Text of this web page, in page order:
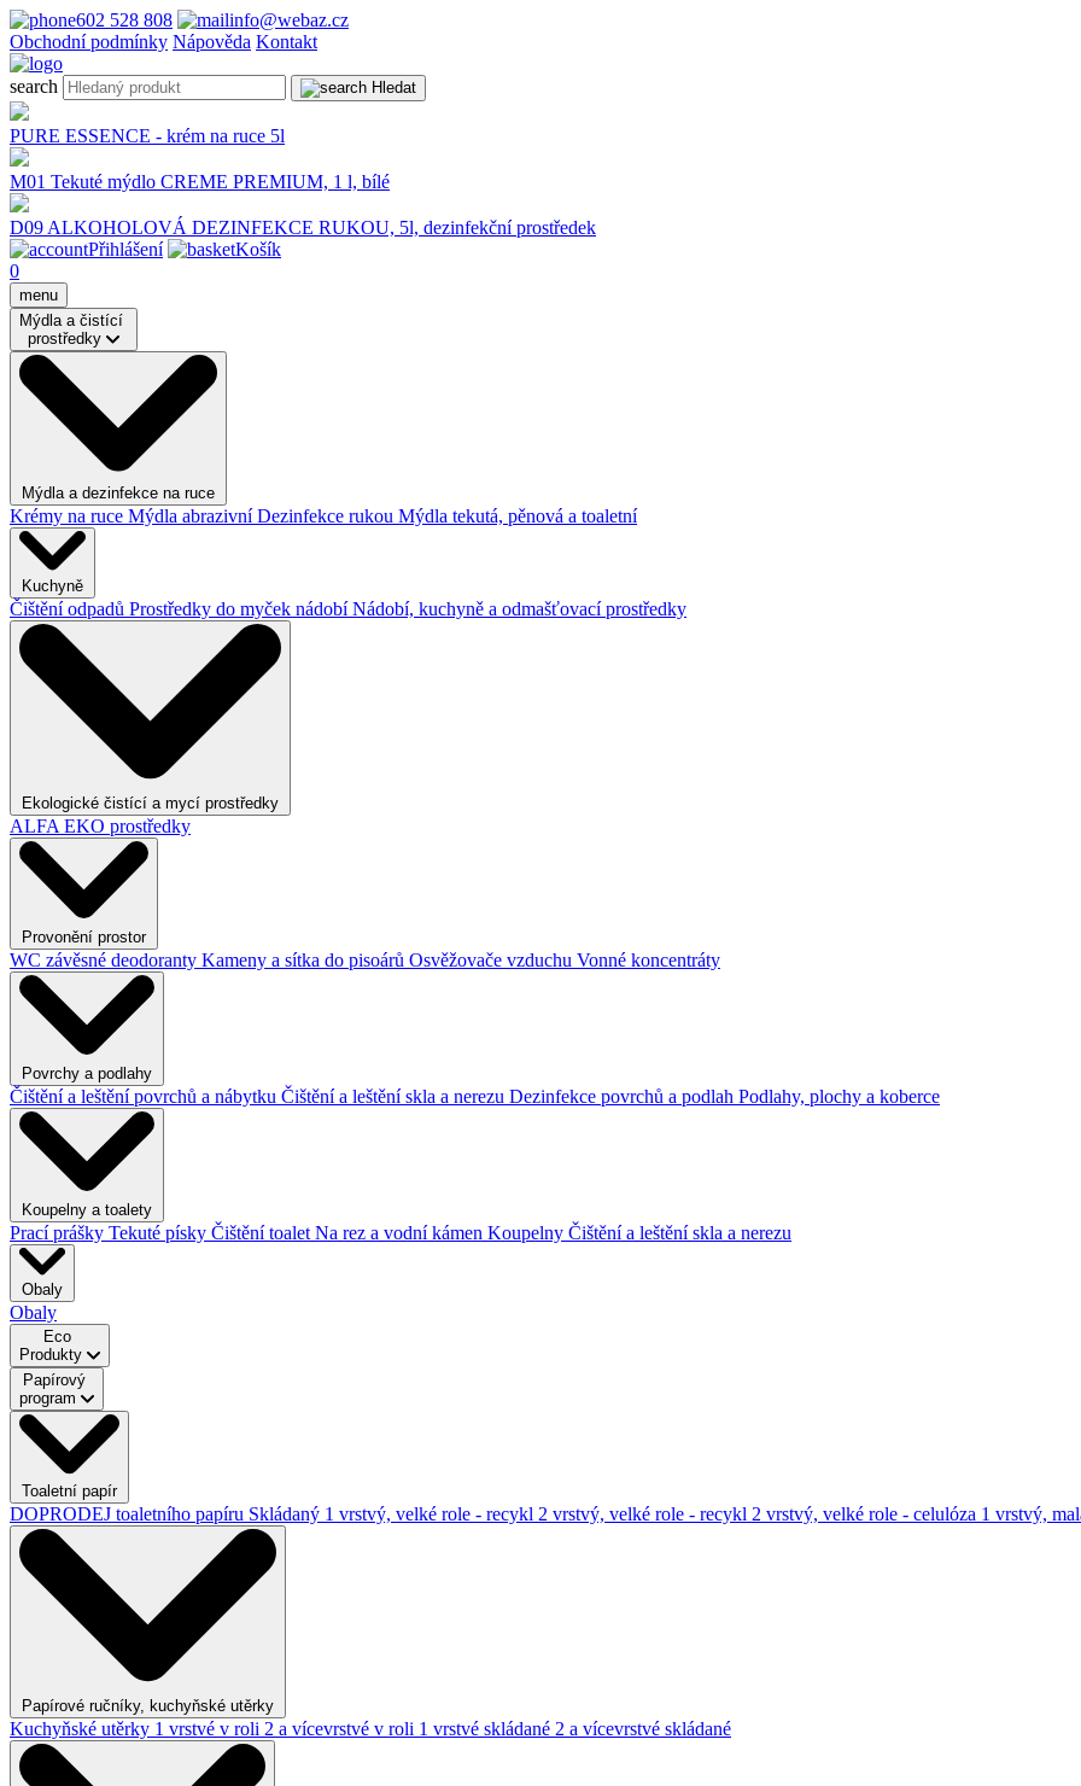
602 528 808
info@webaz.cz
Obchodní podmínky Nápověda Kontakt
search Hledat
PURE ESSENCE - krém na ruce 5l
M01 Tekuté mýdlo CREME PREMIUM, 1 l, bílé
D09 ALKOHOLOVÁ DEZINFEKCE RUKOU, 5l, dezinfekční prostředek
Přihlášení
Košík
0
menu
Mýdla a čistící
prostředky
Mýdla a dezinfekce na ruce
Krémy na ruce Mýdla abrazivníDezinfekce rukou Mýdla tekutá, pěnová a toaletní
Kuchyně
Čištění odpadů Prostředky do myček nádobíNádobí, kuchyně a odmašťovací prostředky
Ekologické čistící a mycí prostředky
ALFA EKO prostředky
Provonění prostor
WC závěsné deodoranty Kameny a sítka do pisoárů Osvěžovače vzduchu Vonné koncentráty
Povrchy a podlahy
Čištění a leštění povrchů a nábytku Čištění a leštění skla a nerezu Dezinfekce povrchů a podlah Podlahy, plochy a koberce
Koupelny a toalety
Prací prášky Tekuté písky Čištění toalet Na rez a vodní kámen Koupelny Čištění a leštění skla a nerezu
Obaly
Obaly
Eco
Produkty
Papírový
program
Toaletní papír
DOPRODEJ toaletního papíru Skládaný 1 vrstvý, velké role - recykl 2 vrstvý, velké role - recykl 2 vrstvý, velké role - celulóza 1 vrstvý,
Papírové ručníky, kuchyňské utěrky
Kuchyňské utěrky 1 vrstvé v roli 2 a vícevrstvé v roli 1 vrstvé skládané 2 a vícevrstvé skládané